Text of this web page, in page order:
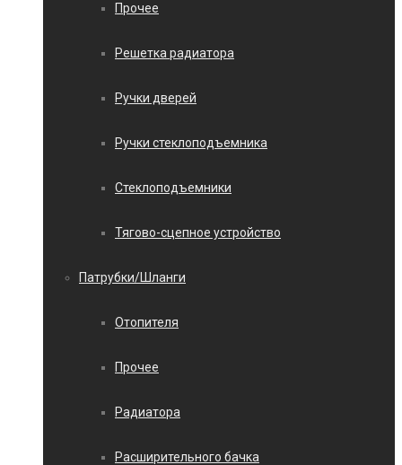
Прочее
Решетка радиатора
Ручки дверей
Ручки стеклоподъемника
Стеклоподъемники
Тягово-сцепное устройство
Патрубки/Шланги
Отопителя
Прочее
Радиатора
Расширительного бачка